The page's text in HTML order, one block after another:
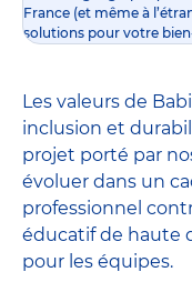
France (et même à
solutions pour votre
Les valeurs de
inclusion et
projet porté par
évoluer dans un
professionnel
éducatif de haute
pour les équipes.